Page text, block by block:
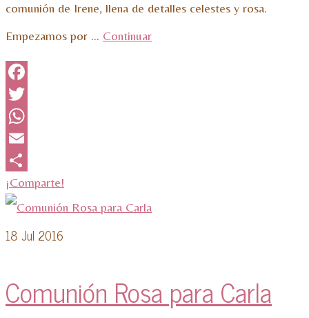
comunión de Irene, llena de detalles celestes y rosa.
Empezamos por … Continuar
Facebook
Twitter
WhatsApp
Email
¡Comparte!
18 Jul 2016
Comunión Rosa para Carla